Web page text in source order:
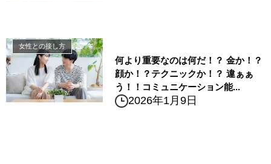
女性との接し方
何より重要なのは何だ！？ 金か！？
顔か！？テクニックか！？ 違ぁぁ
う！！コミュニケーション能...
2026年1月9日